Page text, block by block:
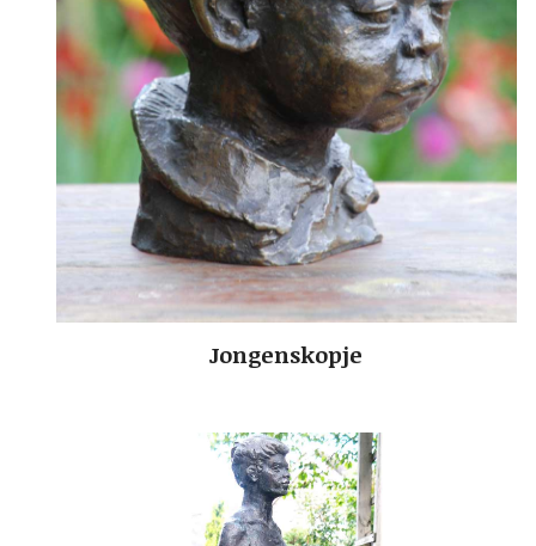
Jongenskopje